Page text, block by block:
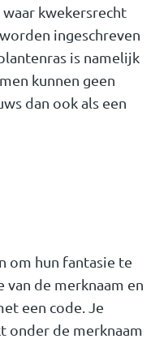
kwekersrecht
ingeschreven
is namelijk
kunnen geen
dan ook als een
om hun fantasie te
de merknaam en
een code. Je
onder de merknaam